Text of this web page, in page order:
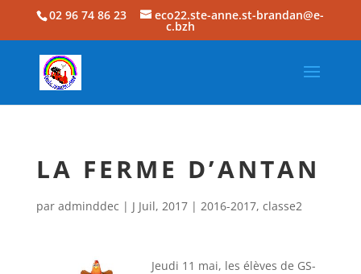
02 96 74 86 23 eco22.ste-anne.st-brandan@e-
c.bzh
LA FERME D’ANTAN
par adminddec | J Juil, 2017| 2016-2017, classe2
Jeudi 11 mai, les élèves de GS-